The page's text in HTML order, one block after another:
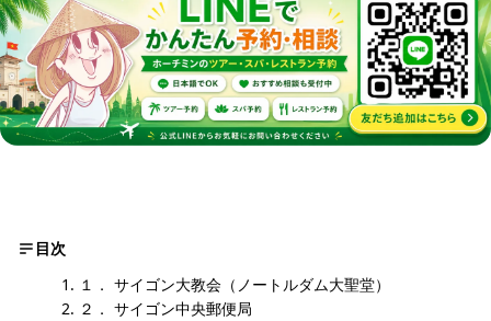
目次
１． サイゴン大教会（ノートルダム大聖堂）
２． サイゴン中央郵便局